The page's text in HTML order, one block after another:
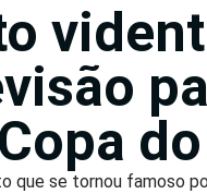
que se tornou famoso